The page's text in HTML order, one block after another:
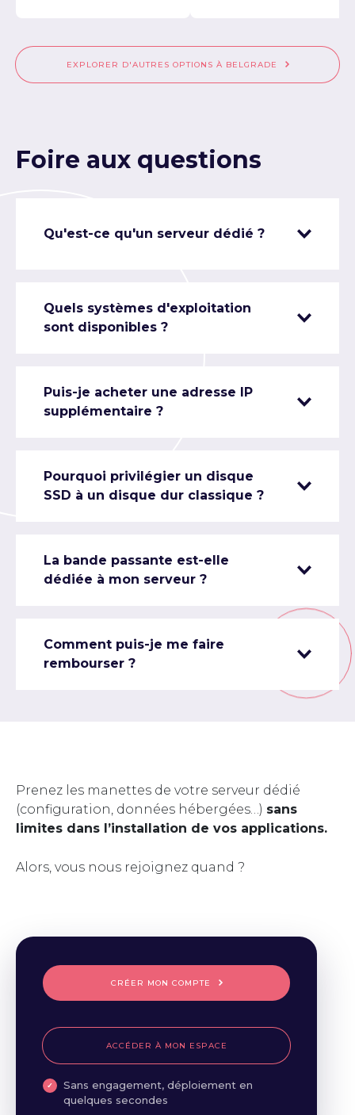
EXPLORER D'AUTRES OPTIONS À BELGRADE
Foire aux questions
Qu'est-ce qu'un serveur dédié ?
Quels systèmes d'exploitation
sont disponibles ?
Puis-je acheter une adresse IP
supplémentaire ?
Pourquoi privilégier un disque
SSD à un disque dur classique ?
La bande passante est-elle
dédiée à mon serveur ?
Comment puis-je me faire
rembourser ?
Prenez les manettes de votre serveur dédié
(configuration, données hébergées…) sans
limites dans l’installation de vos applications.
Alors, vous nous rejoignez quand ?
CRÉER MON COMPTE
ACCÉDER À MON ESPACE
Sans engagement, déploiement en
quelques secondes